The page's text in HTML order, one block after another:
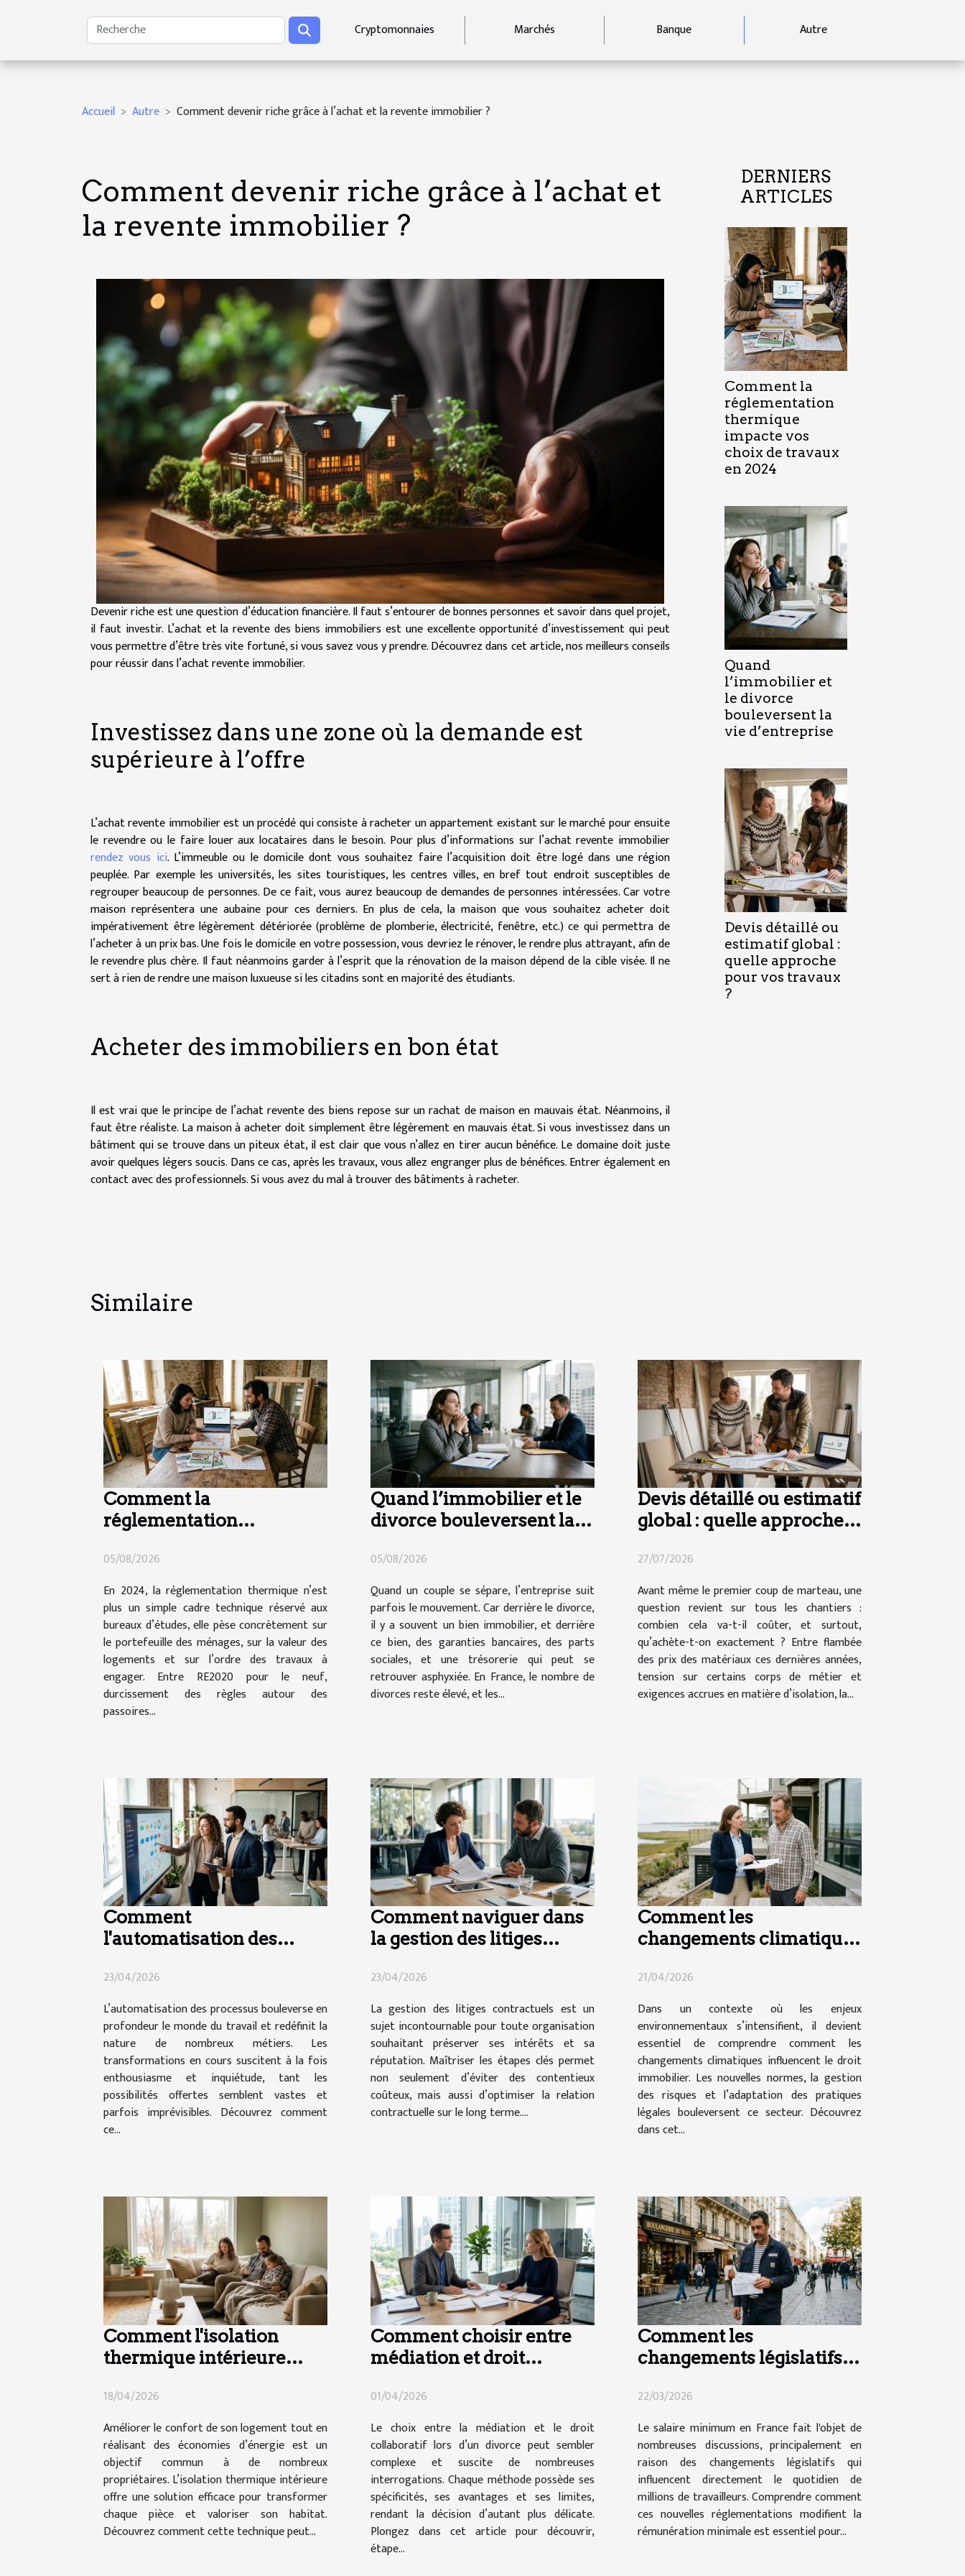
Cryptomonnaies Marchés Banque Autre
Accueil Autre Comment devenir riche grâce à l’achat et la revente immobilier ?
Comment devenir riche grâce à l’achat et
la revente immobilier ?
Devenir riche est une question d’éducation financière. Il faut s’entourer de bonnes personnes et savoir dans quel projet,
il faut investir. L’achat et la revente des biens immobiliers est une excellente opportunité d’investissement qui peut
vous permettre d’être très vite fortuné, si vous savez vous y prendre. Découvrez dans cet article, nos meilleurs conseils
pour réussir dans l’achat revente immobilier.
Investissez dans une zone où la demande est
supérieure à l’offre
L’achat revente immobilier est un procédé qui consiste à racheter un appartement existant sur le marché pour ensuite
le revendre ou le faire louer aux locataires dans le besoin. Pour plus d’informations sur l’achat revente immobilier
rendez vous ici. L’immeuble ou le domicile dont vous souhaitez faire l’acquisition doit être logé dans une région
peuplée. Par exemple les universités, les sites touristiques, les centres villes, en bref tout endroit susceptibles de
regrouper beaucoup de personnes. De ce fait, vous aurez beaucoup de demandes de personnes intéressées. Car votre
maison représentera une aubaine pour ces derniers. En plus de cela, la maison que vous souhaitez acheter doit
impérativement être légèrement détériorée (problème de plomberie, électricité, fenêtre, etc.) ce qui permettra de
l’acheter à un prix bas. Une fois le domicile en votre possession, vous devriez le rénover, le rendre plus attrayant, afin de
le revendre plus chère. Il faut néanmoins garder à l’esprit que la rénovation de la maison dépend de la cible visée. Il ne
sert à rien de rendre une maison luxueuse si les citadins sont en majorité des étudiants.
Acheter des immobiliers en bon état
Il est vrai que le principe de l’achat revente des biens repose sur un rachat de maison en mauvais état. Néanmoins, il
faut être réaliste. La maison à acheter doit simplement être légèrement en mauvais état. Si vous investissez dans un
bâtiment qui se trouve dans un piteux état, il est clair que vous n’allez en tirer aucun bénéfice. Le domaine doit juste
avoir quelques légers soucis. Dans ce cas, après les travaux, vous allez engranger plus de bénéfices. Entrer également en
contact avec des professionnels. Si vous avez du mal à trouver des bâtiments à racheter.
DERNIERS
ARTICLES
Comment la
réglementation
thermique
impacte vos
choix de travaux
en 2024
Quand
l’immobilier et
le divorce
bouleversent la
vie d’entreprise
Devis détaillé ou
estimatif global :
quelle approche
pour vos travaux
?
Similaire
Comment la
réglementation
choix de travaux en 2024
05/08/2026
En 2024, la réglementation thermique n’est
plus un simple cadre technique réservé aux
bureaux d’études, elle pèse concrètement sur
le portefeuille des ménages, sur la valeur des
logements et sur l’ordre des travaux à
engager. Entre RE2020 pour le neuf,
durcissement des règles autour des
passoires...
Quand l’immobilier et le
divorce bouleversent la
05/08/2026
Quand un couple se sépare, l’entreprise suit
parfois le mouvement. Car derrière le divorce,
il y a souvent un bien immobilier, et derrière
ce bien, des garanties bancaires, des parts
sociales, et une trésorerie qui peut se
retrouver asphyxiée. En France, le nombre de
divorces reste élevé, et les...
Devis détaillé ou estimatif
global : quelle approche
27/07/2026
Avant même le premier coup de marteau, une
question revient sur tous les chantiers :
combien cela va-t-il coûter, et surtout,
qu’achète-t-on exactement ? Entre flambée
des prix des matériaux ces dernières années,
tension sur certains corps de métier et
exigences accrues en matière d’isolation, la...
Comment
l'automatisation des
elle le secteur de l'emploi
?
23/04/2026
L’automatisation des processus bouleverse en
profondeur le monde du travail et redéfinit la
nature de nombreux métiers. Les
transformations en cours suscitent à la fois
enthousiasme et inquiétude, tant les
possibilités offertes semblent vastes et
parfois imprévisibles. Découvrez comment
ce...
Comment naviguer dans
la gestion des litiges
23/04/2026
La gestion des litiges contractuels est un
sujet incontournable pour toute organisation
souhaitant préserver ses intérêts et sa
réputation. Maîtriser les étapes clés permet
non seulement d’éviter des contentieux
coûteux, mais aussi d’optimiser la relation
contractuelle sur le long terme....
Comment les
changements climatiques
immobilier ?
21/04/2026
Dans un contexte où les enjeux
environnementaux s’intensifient, il devient
essentiel de comprendre comment les
changements climatiques influencent le droit
immobilier. Les nouvelles normes, la gestion
des risques et l’adaptation des pratiques
légales bouleversent ce secteur. Découvrez
dans cet...
Comment l'isolation
thermique intérieure
votre maison ?
18/04/2026
Améliorer le confort de son logement tout en
réalisant des économies d’énergie est un
objectif commun à de nombreux
propriétaires. L’isolation thermique intérieure
offre une solution efficace pour transformer
chaque pièce et valoriser son habitat.
Découvrez comment cette technique peut...
Comment choisir entre
médiation et droit
divorce ?
01/04/2026
Le choix entre la médiation et le droit
collaboratif lors d’un divorce peut sembler
complexe et suscite de nombreuses
interrogations. Chaque méthode possède ses
spécificités, ses avantages et ses limites,
rendant la décision d’autant plus délicate.
Plongez dans cet article pour découvrir,
étape...
Comment les
changements législatifs
minimum en France ?
22/03/2026
Le salaire minimum en France fait l'objet de
nombreuses discussions, principalement en
raison des changements législatifs qui
influencent directement le quotidien de
millions de travailleurs. Comprendre comment
ces nouvelles réglementations modifient la
rémunération minimale est essentiel pour...